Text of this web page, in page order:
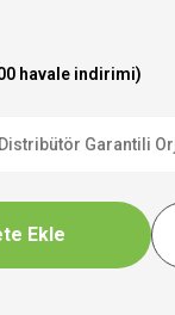
havale indirimi)
Distribütör Garantili
Ekle